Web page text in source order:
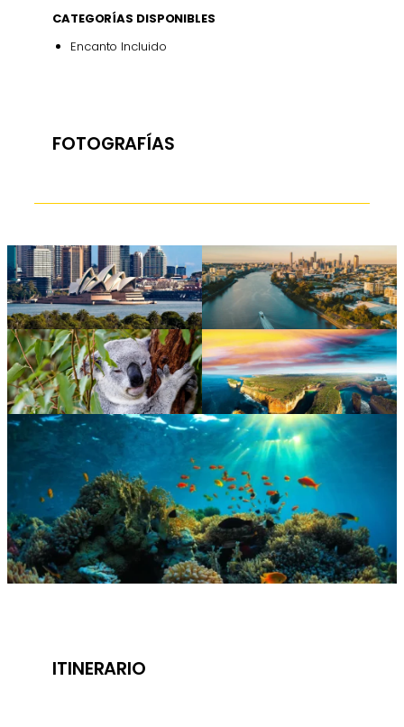
CATEGORÍAS DISPONIBLES
Encanto Incluido
FOTOGRAFÍAS
ITINERARIO